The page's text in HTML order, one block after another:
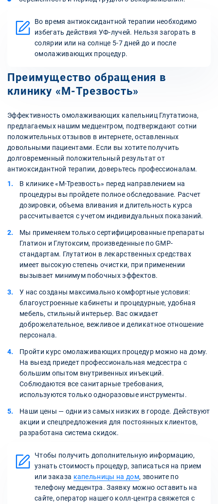
Во время антиоксидантной терапии необходимо
избегать действия УФ-лучей. Нельзя загорать в
солярии или на солнце 5-7 дней до и после
омолаживающих процедур.
Преимущество обращения в
клинику «М-Трезвость»
Эффективность омолаживающих капельниц Глутатиона,
предлагаемых нашим медцентром, подтверждают сотни
положительных отзывов в интернете, оставленных
довольными пациентами. Если вы хотите получить
долговременный положительный результат от
антиоксидантной терапии, доверьтесь профессионалам.
В клинике «М-Трезвость» перед направлением на
процедуры вы пройдете полное обследование. Расчет
дозировки, объема вливания и длительность курса
рассчитывается с учетом индивидуальных показаний.
Мы применяем только сертифицированные препараты
Глатион и Глутоксим, произведенные по GMP-
стандартам. Глутатион в лекарственных средствах
имеет высокую степень очистки, при применении
вызывает минимум побочных эффектов.
У нас созданы максимально комфортные условия:
благоустроенные кабинеты и процедурные, удобная
мебель, стильный интерьер. Вас ожидает
доброжелательное, вежливое и деликатное отношение
персонала.
Пройти курс омолаживающих процедур можно на дому.
На выезд приедет профессиональная медсестра с
большим опытом внутривенных инъекций.
Соблюдаются все санитарные требования,
используются только одноразовые инструменты.
Наши цены — одни из самых низких в городе. Действуют
акции и спецпредложения для постоянных клиентов,
разработана система скидок.
Чтобы получить дополнительную информацию,
узнать стоимость процедур, записаться на прием
или заказа капельницы на дом, звоните по
телефону медцентра. Заявку можно оставить на
сайте, оператор нашего колл-центра свяжется с